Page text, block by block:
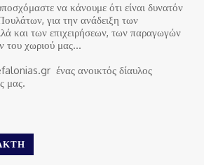
να κάνουμε ότι είναι δυνατόν
για την ανάδειξη των
και των επιχειρήσεων, των παραγωγών
του χωριού μας…
ένας ανοικτός δίαυλος
μας.